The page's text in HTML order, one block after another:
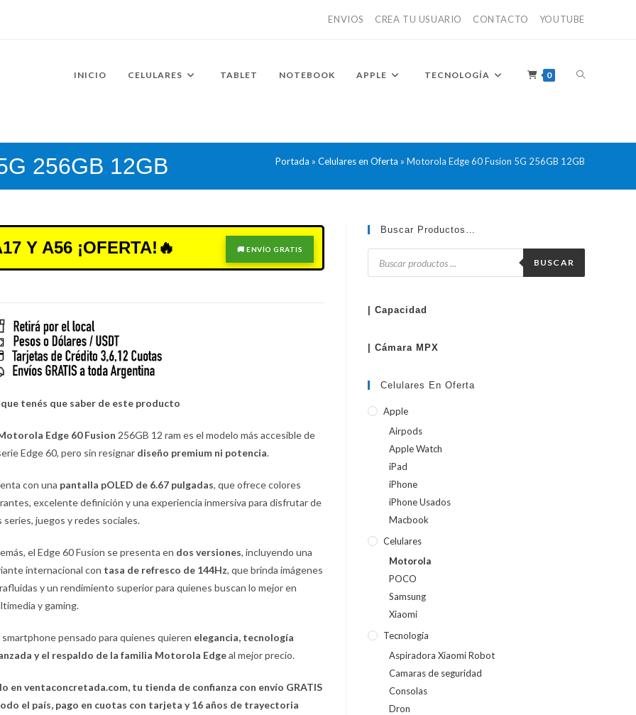
ENVIOS CREA TU USUARIO CONTACTO YOUTUBE
INICIO CELULARES TABLET NOTEBOOK APPLE TECNOLOGÍA 0 ALTERNAR
BÚSQUEDA
256GB 12GB Portada » Celulares en Oferta » Motorola Edge 60 Fusion 5G 256GB 12GB
Y A56 ¡OFERTA!🔥 🚚 ENVÍO GRATIS
que tenés que saber de este producto
Edge 60 Fusion 256GB 12 ram es el modelo más accesible de
Edge 60, pero sin resignar diseño premium ni potencia.
con una pantalla pOLED de 6.67 pulgadas, que ofrece colores
excelente definición y una experiencia inmersiva para disfrutar de
series, juegos y redes sociales.
el Edge 60 Fusion se presenta en dos versiones, incluyendo una
internacional con tasa de refresco de 144Hz, que brinda imágenes
y un rendimiento superior para quienes buscan lo mejor en
y gaming.
smartphone pensado para quienes quieren elegancia, tecnología
y el respaldo de la familia Motorola Edgeal mejor precio.
en ventaconcretada.com, tu tienda de confianza con envío GRATIS
el país, pago en cuotas con tarjeta y 16 años de trayectoria
Buscar Productos…
Búsqueda
productos
BUSCAR
| Capacidad
| Cámara MPX
Celulares En Oferta
Apple
Airpods
Apple Watch
iPad
iPhone
iPhone Usados
Macbook
Celulares
Motorola
POCO
Samsung
Xiaomi
Tecnología
Aspiradora Xiaomi Robot
Camaras de seguridad
Consolas
Dron